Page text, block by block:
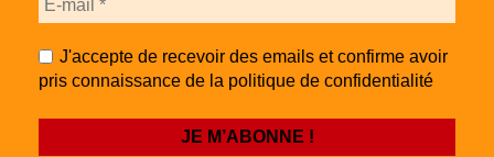
J'accepte de recevoir des emails et confirme avoir
pris connaissance de la politique de confidentialité